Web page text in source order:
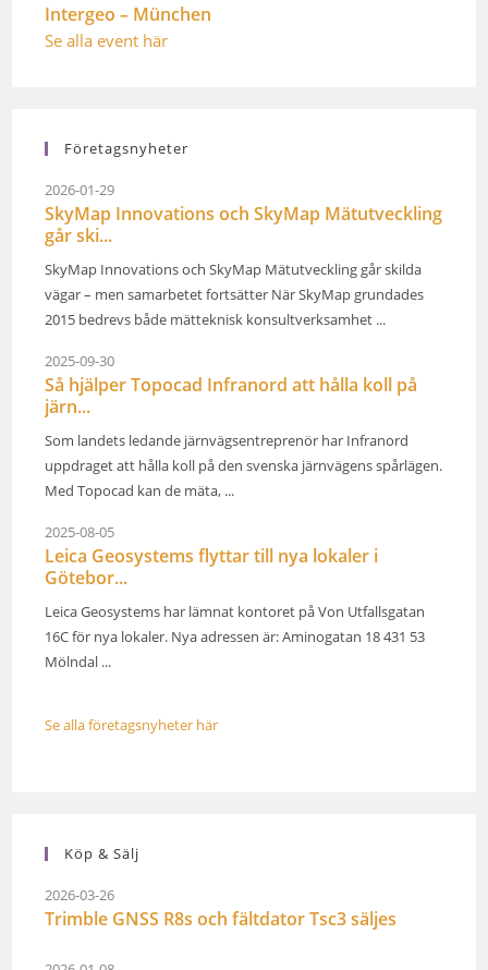
Intergeo – München
Se alla event här
Företagsnyheter
2026-01-29
SkyMap Innovations och SkyMap Mätutveckling
går ski...
SkyMap Innovations och SkyMap Mätutveckling går skilda
vägar – men samarbetet fortsätter När SkyMap grundades
2015 bedrevs både mätteknisk konsultverksamhet ...
2025-09-30
Så hjälper Topocad Infranord att hålla koll på
järn...
Som landets ledande järnvägsentreprenör har Infranord
uppdraget att hålla koll på den svenska järnvägens spårlägen.
Med Topocad kan de mäta, ...
2025-08-05
Leica Geosystems flyttar till nya lokaler i
Götebor...
Leica Geosystems har lämnat kontoret på Von Utfallsgatan
16C för nya lokaler. Nya adressen är: Aminogatan 18 431 53
Mölndal ...
Se alla företagsnyheter här
Köp & Sälj
2026-03-26
Trimble GNSS R8s och fältdator Tsc3 säljes